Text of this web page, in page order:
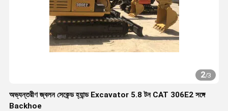
2/3
অভ্যন্তরীণ জ্বলন সেকেন্ড হ্যান্ড Excavator 5.8 টন CAT 306E2 সঙ্গে
Backhoe